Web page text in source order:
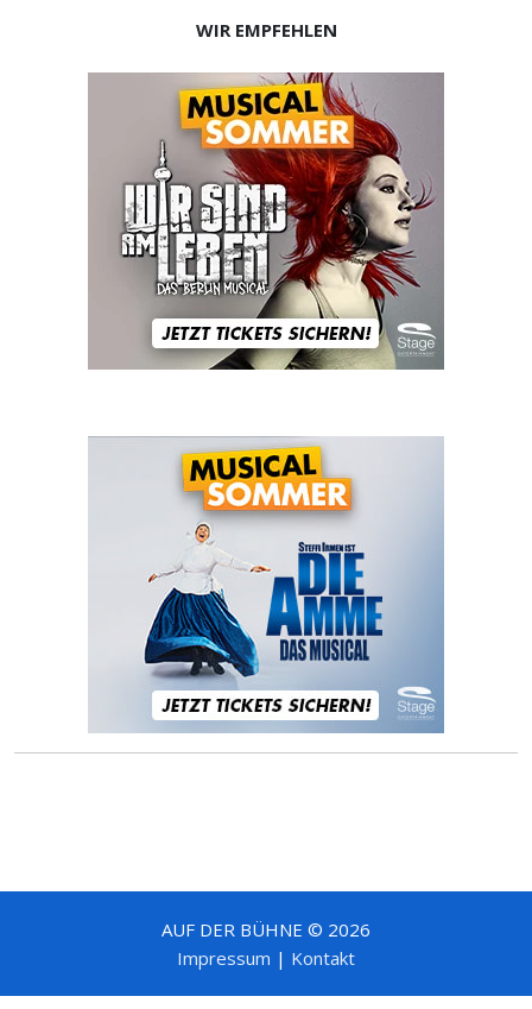
WIR EMPFEHLEN
AUF DER BÜHNE © 2026
Impressum | Kontakt